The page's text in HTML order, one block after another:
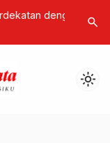
Nyepi,
HARRIS
Program
search
light_mode